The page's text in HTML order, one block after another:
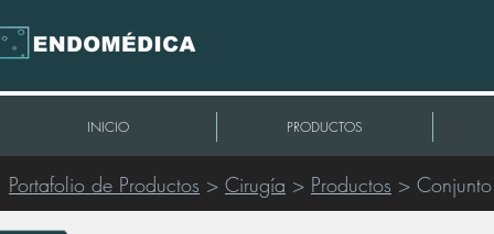
INICIO PRODUCTOS
Portafolio de Productos > Cirugía > Productos >